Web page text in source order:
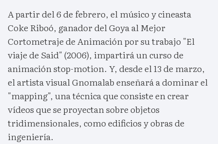
A partir del 6 de febrero, el músico y cineasta
Coke Riboó, ganador del Goya al Mejor
Cortometraje de Animación por su trabajo "El
viaje de Said" (2006), impartirá un curso de
animación stop-motion. Y, desde el 13 de marzo,
el artista visual Gnomalab enseñará a dominar el
"mapping", una técnica que consiste en crear
vídeos que se proyectan sobre objetos
tridimensionales, como edificios y obras de
ingeniería.